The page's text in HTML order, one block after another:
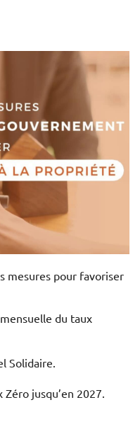
mesures pour favoriser
du taux
Solidaire.
jusqu’en 2027.